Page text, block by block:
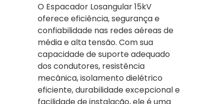
O Espacador Losangular 15kV
oferece eficiência, segurança e
confiabilidade nas redes aéreas de
média e alta tensão. Com sua
capacidade de suporte adequado
dos condutores, resistência
mecânica, isolamento dielétrico
eficiente, durabilidade excepcional e
facilidade de instalação, ele é uma